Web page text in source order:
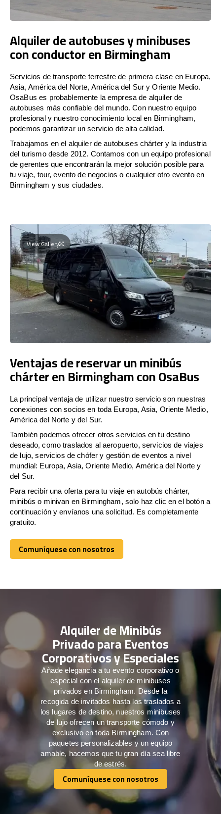
Alquiler de autobuses y minibuses
con conductor en Birmingham
Servicios de transporte terrestre de primera clase en Europa,
Asia, América del Norte, América del Sur y Oriente Medio.
OsaBus es probablemente la empresa de alquiler de
autobuses más confiable del mundo. Con nuestro equipo
profesional y nuestro conocimiento local en Birmingham,
podemos garantizar un servicio de alta calidad.
Trabajamos en el alquiler de autobuses chárter y la industria
del turismo desde 2012. Contamos con un equipo profesional
de gerentes que encontrarán la mejor solución posible para
tu viaje, tour, evento de negocios o cualquier otro evento en
Birmingham y sus ciudades.
View Gallery
Ventajas de reservar un minibús
chárter en Birmingham con OsaBus
La principal ventaja de utilizar nuestro servicio son nuestras
conexiones con socios en toda Europa, Asia, Oriente Medio,
América del Norte y del Sur.
También podemos ofrecer otros servicios en tu destino
deseado, como traslados al aeropuerto, servicios de viajes
de lujo, servicios de chófer y gestión de eventos a nivel
mundial: Europa, Asia, Oriente Medio, América del Norte y
del Sur.
Para recibir una oferta para tu viaje en autobús chárter,
minibús o minivan en Birmingham, solo haz clic en el botón a
continuación y envíanos una solicitud. Es completamente
gratuito.
Comuníquese con nosotros
Comuníquese con nosotros
Alquiler de Minibús
Privado para Eventos
Corporativos y Especiales
Añade elegancia a tu evento corporativo o
especial con el alquiler de minibuses
privados en Birmingham. Desde la
recogida de invitados hasta los traslados a
los lugares de destino, nuestros minibuses
de lujo ofrecen un transporte cómodo y
exclusivo en toda Birmingham. Con
paquetes personalizables y un equipo
amable, hacemos que tu gran día sea libre
de estrés.
Comuníquese con nosotros
Comuníquese con nosotros